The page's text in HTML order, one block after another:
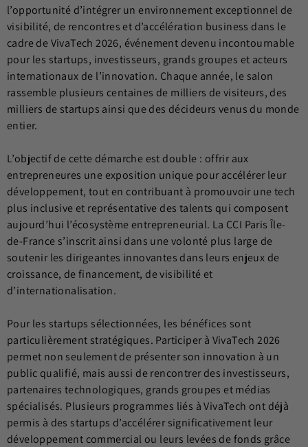
l’opportunité d’intégrer un environnement exceptionnel de
visibilité, de rencontres et d’accélération business dans le
cadre de VivaTech 2026, événement devenu incontournable
pour les startups, investisseurs, grands groupes et acteurs
internationaux de l’innovation. Chaque année, le salon
rassemble plusieurs centaines de milliers de visiteurs, des
milliers de startups ainsi que des décideurs venus du monde
entier.
L’objectif de cette démarche est double : offrir aux
entrepreneures une exposition unique pour accélérer leur
développement, tout en contribuant à promouvoir une tech
plus inclusive et représentative des talents qui composent
aujourd’hui l’écosystème entrepreneurial. La CCI Paris Île-
de-France s’inscrit ainsi dans une volonté plus large de
soutenir les dirigeantes innovantes dans leurs enjeux de
croissance, de financement, de visibilité et
d’internationalisation.
Pour les startups sélectionnées, les bénéfices sont
particulièrement stratégiques. Participer à VivaTech 2026
permet non seulement de présenter son innovation à un
public qualifié, mais aussi de rencontrer des investisseurs,
partenaires technologiques, grands groupes et médias
spécialisés. Plusieurs programmes liés à VivaTech ont déjà
permis à des startups d’accélérer significativement leur
développement commercial ou leurs levées de fonds grâce